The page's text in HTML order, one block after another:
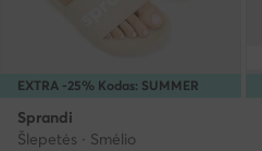
EXTRA -25% Kodas: SUMMER
Sprandi
Šlepetės · Smėlio